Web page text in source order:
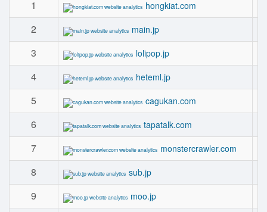
1 hongkiat.com
2 main.jp
3 lolipop.jp
4 heteml.jp
5 cagukan.com
6 tapatalk.com
7 monstercrawler.com
8 sub.jp
9 moo.jp